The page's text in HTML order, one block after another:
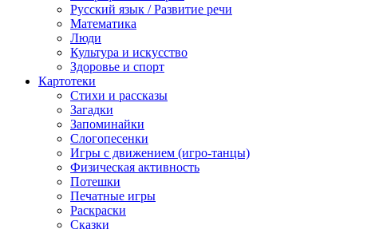
Русский язык / Развитие речи
Математика
Люди
Культура и искусство
Здоровье и спорт
Картотеки
Стихи и рассказы
Загадки
Запоминайки
Слогопесенки
Игры с движением (игро-танцы)
Физическая активность
Потешки
Печатные игры
Раскраски
Сказки